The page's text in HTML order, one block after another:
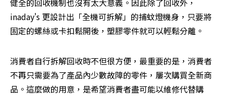
健全的回收機制也沒有太大意義。因此除了回收外，
inaday's 更設計出「全機可拆解」的捕蚊燈機身，只要將
固定的螺絲或卡扣鬆開後，塑膠零件就可以輕鬆分離。
消費者自行拆解回收時不但很方便，最重要的是，消費者
不再只需要為了產品內少數故障的零件，屢次購買全新商
品。這麼做的用意，是希望消費者盡可能以維修代替購